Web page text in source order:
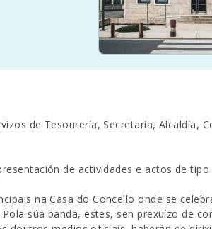
de Tesourería, Secretaría, Alcaldía,
de actividades e actos de
na Casa do Concello onde se
súa banda, estes, sen prexuízo de